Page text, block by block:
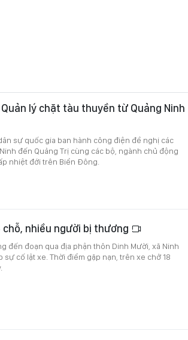
lý chặt tàu thuyền từ Quảng Ninh
sự quốc gia ban hành công điện đề nghị các
đến Quảng Trị cùng các bộ, ngành chủ động
nhiệt đới trên Biển Đông.
nhiều người bị thương
đến đoạn qua địa phận thôn Dinh Mười, xã Ninh
sự cố lật xe. Thời điểm gặp nạn, trên xe chở 18